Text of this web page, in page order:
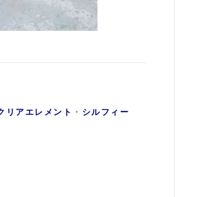
リアエレメント ・ シルフィー